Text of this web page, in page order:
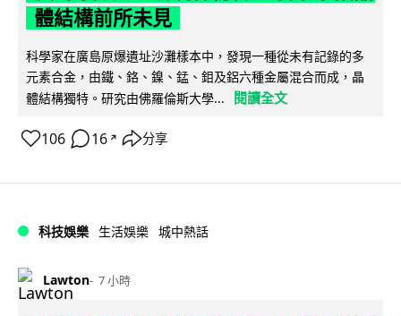
體結構前所未見
科學家在廣島原爆遺址沙灘樣本中，發現一種從未有記錄的多
元素合金，由鐵、鉻、鎳、錳、鉬及鋁六種金屬混合而成，晶
體結構獨特。研究由佛羅倫斯大學...
閱讀全文
106 16 ↗ 分享
科技娛樂 生活娛樂 城中熱話
Lawton 7 小時